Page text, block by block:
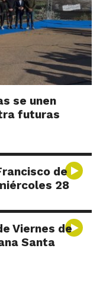
se unen
futuras
de
28
Viernes de
Santa